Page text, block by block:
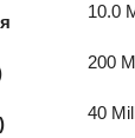
10.0
200
40